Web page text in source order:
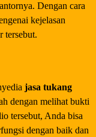
Dengan cara
kejelasan
tersebut.
jasa tukang
dengan melihat bukti
tersebut, Anda bisa
dengan baik dan